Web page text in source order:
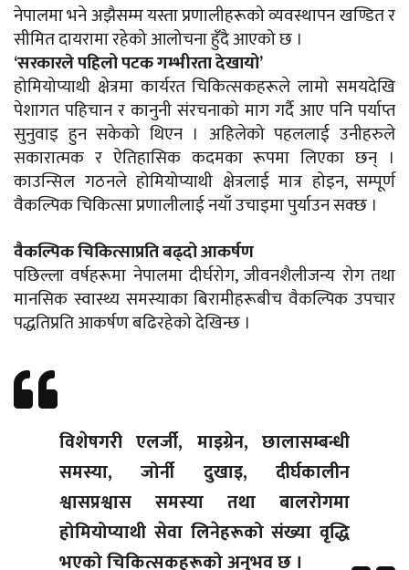
नेपालमा भने अझैसम्म यस्ता प्रणालीहरूको व्यवस्थापन खण्डित र
सीमित दायरामा रहेको आलोचना हुँदै आएको छ ।
‘सरकारले पहिलो पटक गम्भीरता देखायो’
होमियोप्याथी क्षेत्रमा कार्यरत चिकित्सकहरूले लामो समयदेखि
पेशागत पहिचान र कानुनी संरचनाको माग गर्दै आए पनि पर्याप्त
सुनुवाइ हुन सकेको थिएन । अहिलेको पहललाई उनीहरुले
सकारात्मक र ऐतिहासिक कदमका रूपमा लिएका छन् ।
काउन्सिल गठनले होमियोप्याथी क्षेत्रलाई मात्र होइन, सम्पूर्ण
वैकल्पिक चिकित्सा प्रणालीलाई नयाँ उचाइमा पुर्याउन सक्छ ।
वैकल्पिक चिकित्साप्रति बढ्दो आकर्षण
पछिल्ला वर्षहरूमा नेपालमा दीर्घरोग, जीवनशैलीजन्य रोग तथा
मानसिक स्वास्थ्य समस्याका बिरामीहरूबीच वैकल्पिक उपचार
पद्धतिप्रति आकर्षण बढिरहेको देखिन्छ ।
विशेषगरी एलर्जी, माइग्रेन, छालासम्बन्धी
समस्या, जोर्नी दुखाइ, दीर्घकालीन
श्वासप्रश्वास समस्या तथा बालरोगमा
होमियोप्याथी सेवा लिनेहरूको संख्या वृद्धि
भएको चिकित्सकहरूको अनुभव छ ।